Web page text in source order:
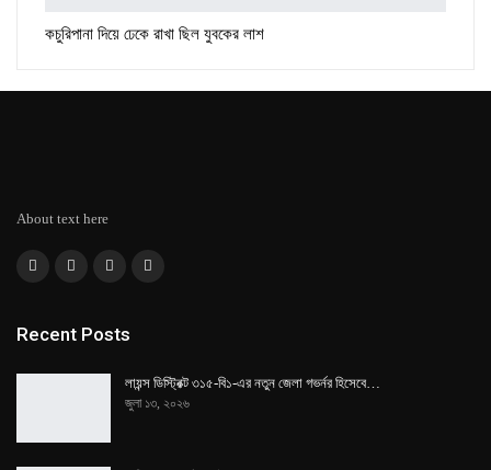
কচুরিপানা দিয়ে ঢেকে রাখা ছিল যুবকের লাশ
About text here
Recent Posts
লায়ন্স ডিস্ট্রিক্ট ৩১৫-বি১-এর নতুন জেলা গভর্নর হিসেবে…
জুলা ১৩, ২০২৬